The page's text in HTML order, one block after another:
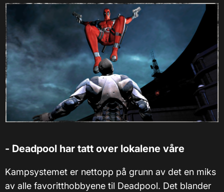
- Deadpool har tatt over lokalene våre
Kampsystemet er nettopp på grunn av det en miks
av alle favoritthobbyene til Deadpool. Det blander